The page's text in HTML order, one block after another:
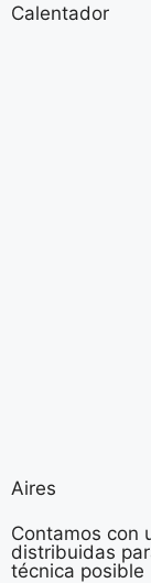
Calentador
Aires
Contamos con
distribuidas
técnica posible